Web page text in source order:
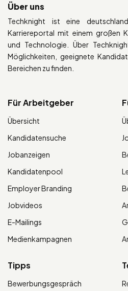
Über uns
Techknight ist eine
Karriereportal mit einem großen
und Technologie. Über
Möglichkeiten, geeignete
Bereichen zu finden.
Für Arbeitgeber
Übersicht
Kandidatensuche
Jobanzeigen
Kandidatenpool
Employer Branding
Jobvideos
E-Mailings
Medienkampagnen
Tipps
Bewerbungsgespräch